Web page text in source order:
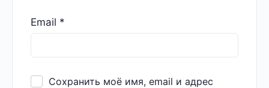
Email *
Сохранить моё имя, email и адрес